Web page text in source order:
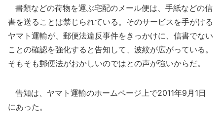
書類などの荷物を運ぶ宅配のメール便は、手紙などの信
書を送ることは禁じられている。そのサービスを手がける
ヤマト運輸が、郵便法違反事件をきっかけに、信書でない
ことの確認を強化すると告知して、波紋が広がっている。
そもそも郵便法がおかしいのではとの声が強いからだ。
告知は、ヤマト運輸のホームページ上で2011年9月1日
にあった。